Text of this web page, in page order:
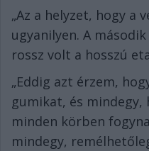
„Az a helyzet, hogy a
ugyanilyen. A
rossz volt a hosszú
„Eddig azt érzem,
gumikat, és mindegy,
minden körben
mindegy,